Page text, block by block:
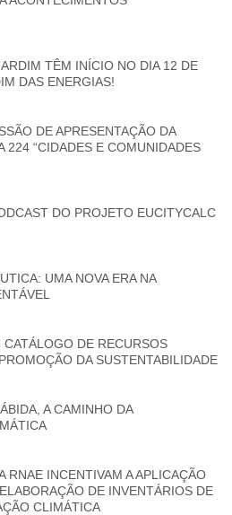
TÊM INÍCIO NO DIA 12 DE
DAS ENERGIAS!
DE APRESENTAÇÃO DA
224 “CIDADES E COMUNIDADES
DO PROJETO EUCITYCALC
UMA NOVA ERA NA
CATÁLOGO DE RECURSOS
DA SUSTENTABILIDADE
A CAMINHO DA
RNAE INCENTIVAM A APLICAÇÃO
DE INVENTÁRIOS DE
CLIMÁTICA